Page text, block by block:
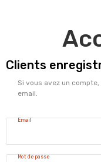
Clients
Si vous avez un
email.
Email
Mot de passe